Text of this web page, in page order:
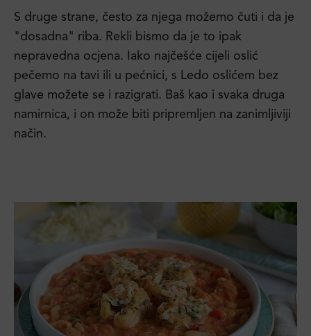
S druge strane, često za njega možemo čuti i da je
"dosadna" riba. Rekli bismo da je to ipak
nepravedna ocjena. Iako najčešće cijeli oslić
pečemo na tavi ili u pećnici, s Ledo oslićem bez
glave možete se i razigrati. Baš kao i svaka druga
namirnica, i on može biti pripremljen na zanimljiviji
način.